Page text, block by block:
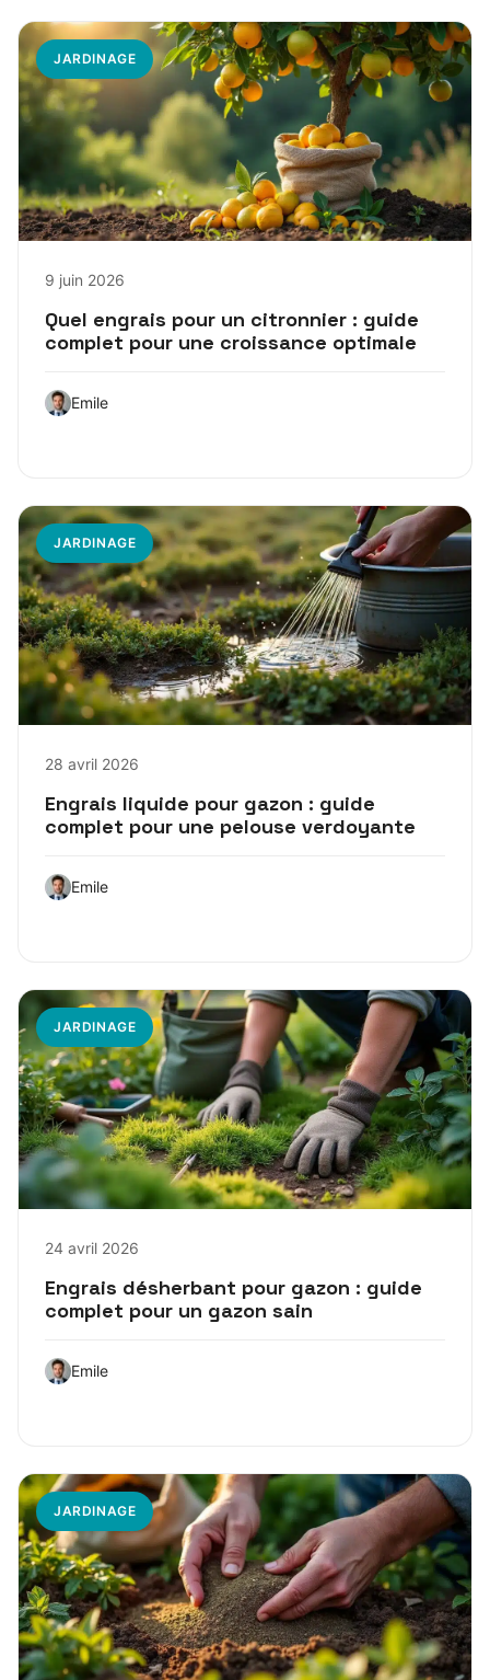
JARDINAGE
9 juin 2026
Quel engrais pour un citronnier : guide
complet pour une croissance optimale
Emile
JARDINAGE
28 avril 2026
Engrais liquide pour gazon : guide
complet pour une pelouse verdoyante
Emile
JARDINAGE
24 avril 2026
Engrais désherbant pour gazon : guide
complet pour un gazon sain
Emile
JARDINAGE